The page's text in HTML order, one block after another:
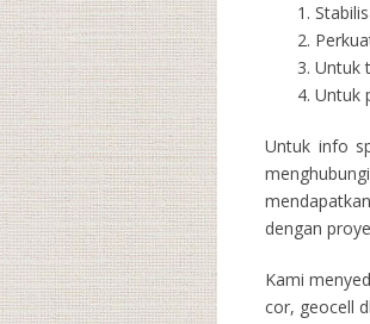
Untuk
Untuk
Untuk info
dengan
Kami
cor, geocell